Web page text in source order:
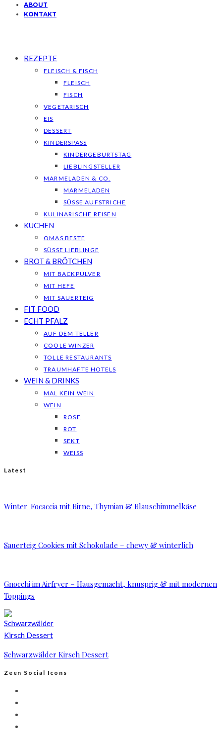
ABOUT
KONTAKT
REZEPTE
FLEISCH & FISCH
FLEISCH
FISCH
VEGETARISCH
EIS
DESSERT
KINDERSPASS
KINDERGEBURTSTAG
LIEBLINGSTELLER
MARMELADEN & CO.
MARMELADEN
SÜSSE AUFSTRICHE
KULINARISCHE REISEN
KUCHEN
OMAS BESTE
SÜSSE LIEBLINGE
BROT & BRÖTCHEN
MIT BACKPULVER
MIT HEFE
MIT SAUERTEIG
FIT FOOD
ECHT PFALZ
AUF DEM TELLER
COOLE WINZER
TOLLE RESTAURANTS
TRAUMHAFTE HOTELS
WEIN & DRINKS
MAL KEIN WEIN
WEIN
ROSE
ROT
SEKT
WEISS
Latest
Winter-Focaccia mit Birne, Thymian & Blauschimmelkäse
Sauerteig Cookies mit Schokolade – chewy & winterlich
Gnocchi im Airfryer – Hausgemacht, knusprig & mit modernen
Toppings
Schwarzwälder Kirsch Dessert
Zeen Social Icons